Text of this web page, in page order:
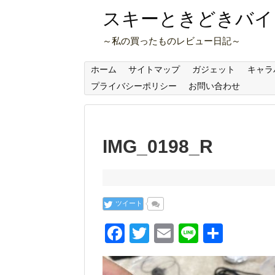
スキーときどきバ
～私の買ったものレビュー日記～
ホーム サイトマップ ガジェット
キャ
プライバシーポリシー
お問い合わせ
IMG_0198_R
ツイート
F
a
T
wi
E
m
Li
n
有